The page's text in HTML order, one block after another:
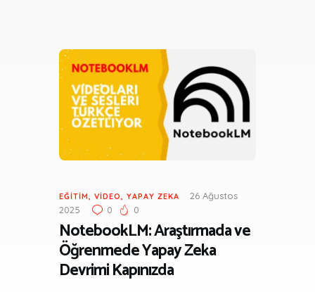
EĞITIM, VIDEO, YAPAY ZEKA
26 Ağustos
2025
0 0
NotebookLM: Araştırmada ve
Öğrenmede Yapay Zeka
Devrimi Kapınızda